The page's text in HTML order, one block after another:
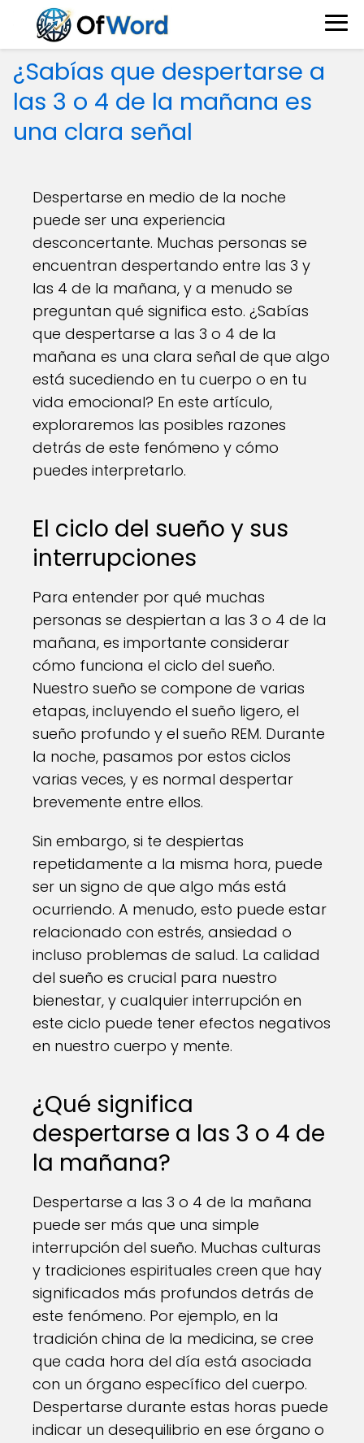
¿Sabías que despertarse a
las 3 o 4 de la mañana es
una clara señal
Despertarse en medio de la noche
puede ser una experiencia
desconcertante. Muchas personas se
encuentran despertando entre las 3 y
las 4 de la mañana, y a menudo se
preguntan qué significa esto. ¿Sabías
que despertarse a las 3 o 4 de la
mañana es una clara señal de que algo
está sucediendo en tu cuerpo o en tu
vida emocional? En este artículo,
exploraremos las posibles razones
detrás de este fenómeno y cómo
puedes interpretarlo.
El ciclo del sueño y sus
interrupciones
Para entender por qué muchas
personas se despiertan a las 3 o 4 de la
mañana, es importante considerar
cómo funciona el ciclo del sueño.
Nuestro sueño se compone de varias
etapas, incluyendo el sueño ligero, el
sueño profundo y el sueño REM. Durante
la noche, pasamos por estos ciclos
varias veces, y es normal despertar
brevemente entre ellos.
Sin embargo, si te despiertas
repetidamente a la misma hora, puede
ser un signo de que algo más está
ocurriendo. A menudo, esto puede estar
relacionado con estrés, ansiedad o
incluso problemas de salud. La calidad
del sueño es crucial para nuestro
bienestar, y cualquier interrupción en
este ciclo puede tener efectos negativos
en nuestro cuerpo y mente.
¿Qué significa
despertarse a las 3 o 4 de
la mañana?
Despertarse a las 3 o 4 de la mañana
puede ser más que una simple
interrupción del sueño. Muchas culturas
y tradiciones espirituales creen que hay
significados más profundos detrás de
este fenómeno. Por ejemplo, en la
tradición china de la medicina, se cree
que cada hora del día está asociada
con un órgano específico del cuerpo.
Despertarse durante estas horas puede
indicar un desequilibrio en ese órgano o